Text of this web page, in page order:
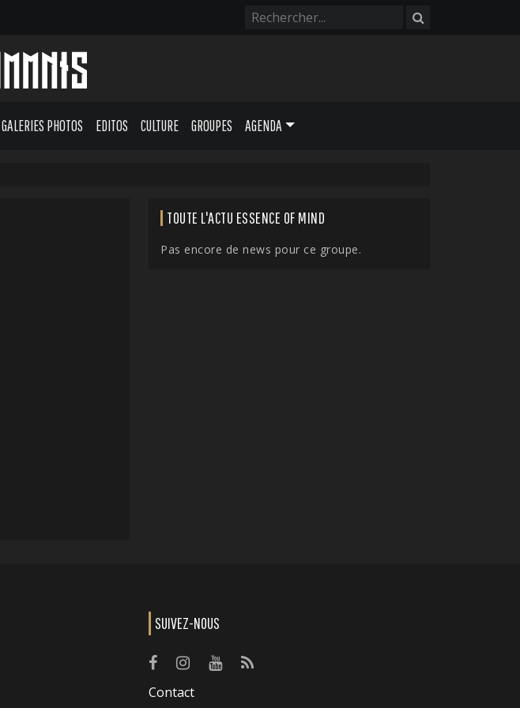
GALERIES PHOTOS EDITOS CULTURE GROUPES AGENDA
TOUTE L'ACTU ESSENCE OF MIND
Pas encore de news pour ce groupe.
SUIVEZ-NOUS
Contact